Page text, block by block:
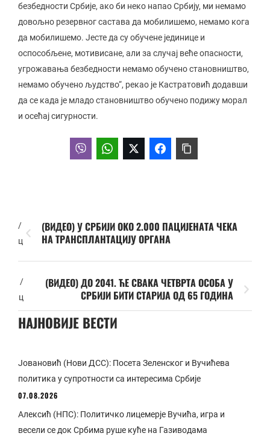
безбедности Србије, ако би неко напао Србију, ми немамо
довољно резервног састава да мобилишемо, немамо кога
да мобилишемо. Јесте да су обучене јединице и
оспособљене, мотивисане, али за случај веће опасности,
угрожавања безбедности немамо обучено становништво,
немамо обучено људство“, рекао је Кастратовић додавши
да се када је младо становништво обучено подижу морал
и осећај сигурности.
/
ц
(ВИДЕО) У СРБИЈИ ОКО 2.000 ПАЦИЈЕНАТА ЧЕКА
НА ТРАНСПЛАНТАЦИЈУ ОРГАНА
/
ц
(ВИДЕО) ДО 2041. ЋЕ СВАКА ЧЕТВРТА ОСОБА У
СРБИЈИ БИТИ СТАРИЈА ОД 65 ГОДИНА
НАЈНОВИЈЕ ВЕСТИ
Јовановић (Нови ДСС): Посета Зеленског и Вучићева
политика у супротности са интересима Србије
07.08.2026
Алексић (НПС): Политичко лицемерје Вучића, игра и
весели се док Србима руше куће на Газиводама